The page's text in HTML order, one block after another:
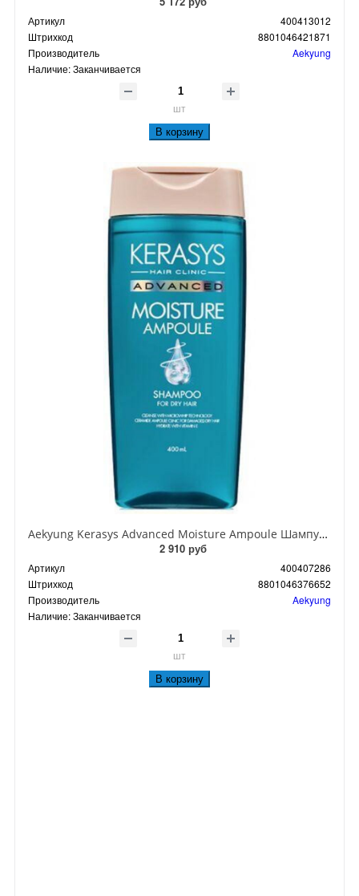
Артикул
400413012
Штрихкод
8801046421871
Производитель
Aekyung
Наличие:Заканчивается
шт
В корзину
Aekyung Kerasys Advanced Moisture Ampoule Шампунь ампульный для сухих волос с церамидами Глубокое увлажнение 400 мл
2 910 руб
Артикул
400407286
Штрихкод
8801046376652
Производитель
Aekyung
Наличие:Заканчивается
шт
В корзину